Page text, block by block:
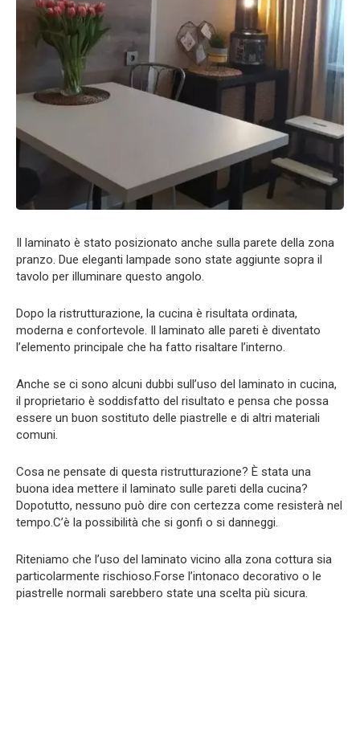
Il laminato è stato posizionato anche sulla parete della zona
pranzo. Due eleganti lampade sono state aggiunte sopra il
tavolo per illuminare questo angolo.
Dopo la ristrutturazione, la cucina è risultata ordinata,
moderna e confortevole. Il laminato alle pareti è diventato
l’elemento principale che ha fatto risaltare l’interno.
Anche se ci sono alcuni dubbi sull’uso del laminato in cucina,
il proprietario è soddisfatto del risultato e pensa che possa
essere un buon sostituto delle piastrelle e di altri materiali
comuni.
Cosa ne pensate di questa ristrutturazione? È stata una
buona idea mettere il laminato sulle pareti della cucina?
Dopotutto, nessuno può dire con certezza come resisterà nel
tempo.C’è la possibilità che si gonfi o si danneggi.
Riteniamo che l’uso del laminato vicino alla zona cottura sia
particolarmente rischioso.Forse l’intonaco decorativo o le
piastrelle normali sarebbero state una scelta più sicura.